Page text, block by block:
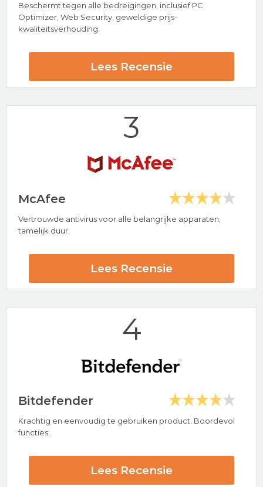
Hoogtepunten
Bescherming tegen Malware, Adware & Spyware
24/7 klantenservice
Beschermt tegen alle bedreigingen, inclusief PC
Optimizer, Web Security, geweldige prijs-
kwaliteitsverhouding.
Lees Recensie
Hoogtepunten
30 dagen-geld-terug-garantie
PC Protect Beoordeling
Bezoek nu PC Protect
3
McAfee
Vertrouwde antivirus voor alle belangrijke apparaten,
tamelijk duur.
Lees Recensie
Hoogtepunten
30 dagen-geld-terug-garantie
McAfee Beoordeling
4
Bitdefender
Krachtig en eenvoudig te gebruiken product. Boordevol
functies.
Lees Recensie